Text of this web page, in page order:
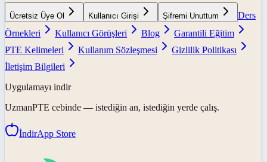
Ücretsiz Üye Ol Kullanıcı Girişi Şifremi Unuttum
Ders
Örnekleri
Kullanıcı Görüşleri Blog
Garantili Eğitim
PTE Kelimeleri
Kullanım Sözleşmesi
Gizlilik Politikası
İletişim Bilgileri
Uygulamayı indir
UzmanPTE cebinde — istediğin an, istediğin yerde çalış.
İndirApp Store